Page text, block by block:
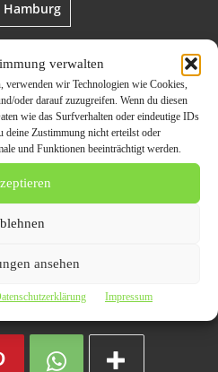
verwalten
wir Technologien wie Cookies,
oder darauf zuzugreifen. Wenn du diesen
wie das Surfverhalten oder eindeutige IDs
deine Zustimmung nicht erteilst oder
und Funktionen beeinträchtigt werden.
ansehen
Impressum
Hamburg
Hamburg
Hamburg
Hamburg